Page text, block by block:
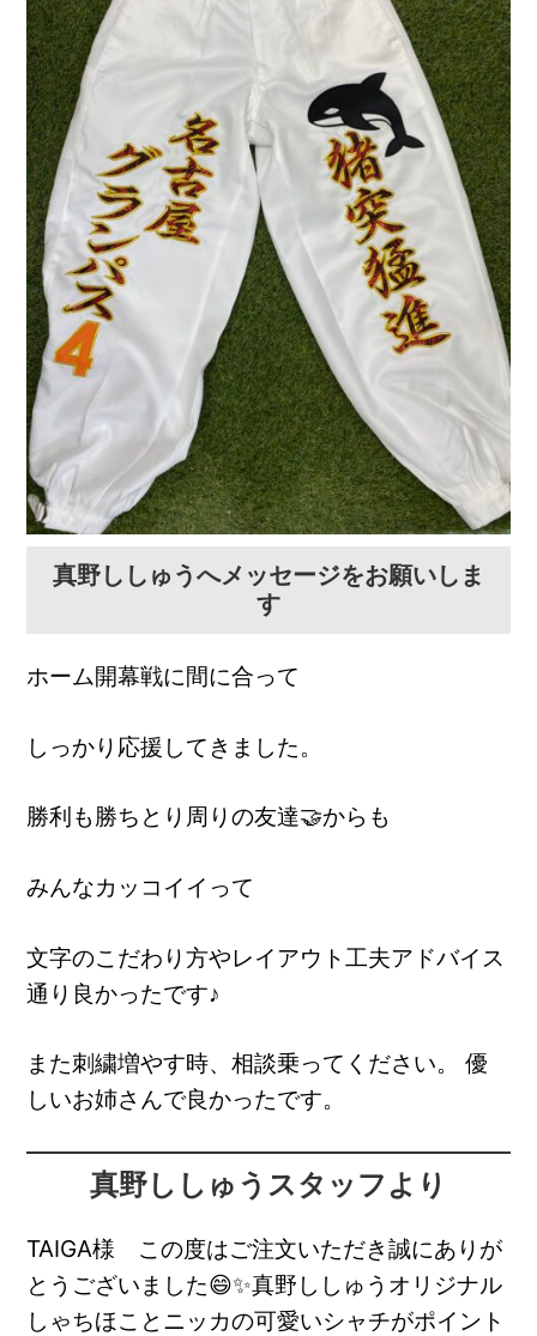
真野ししゅうへメッセージをお願いしま
す
ホーム開幕戦に間に合って
しっかり応援してきました。
勝利も勝ちとり周りの友達🤝からも
みんなカッコイイって
文字のこだわり方やレイアウト工夫アドバイス
通り良かったです♪
また刺繍増やす時、相談乗ってください。 優
しいお姉さんで良かったです。
真野ししゅうスタッフより
TAIGA様 この度はご注文いただき誠にありが
とうございました😄✨真野ししゅうオリジナル
しゃちほことニッカの可愛いシャチがポイント